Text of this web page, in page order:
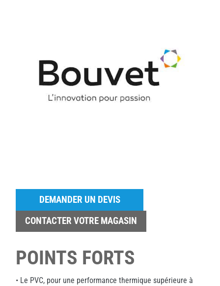
DEMANDER UN DEVIS
CONTACTER VOTRE MAGASIN
POINTS FORTS
• Le PVC, pour une performance thermique supérieure à